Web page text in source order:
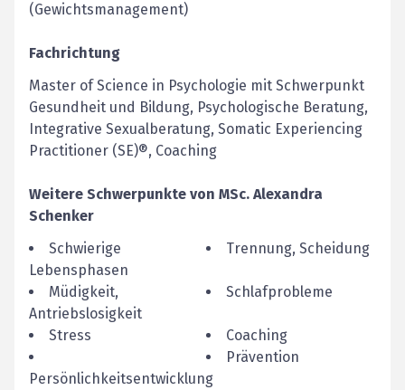
(Gewichtsmanagement)
Fachrichtung
Master of Science in Psychologie mit Schwerpunkt
Gesundheit und Bildung, Psychologische Beratung,
Integrative Sexualberatung, Somatic Experiencing
Practitioner (SE)®, Coaching
Weitere Schwerpunkte von MSc. Alexandra
Schenker
Schwierige
Lebensphasen
Trennung, Scheidung
Müdigkeit,
Antriebslosigkeit
Schlafprobleme
Stress Coaching
Persönlichkeitsentwicklung
Prävention